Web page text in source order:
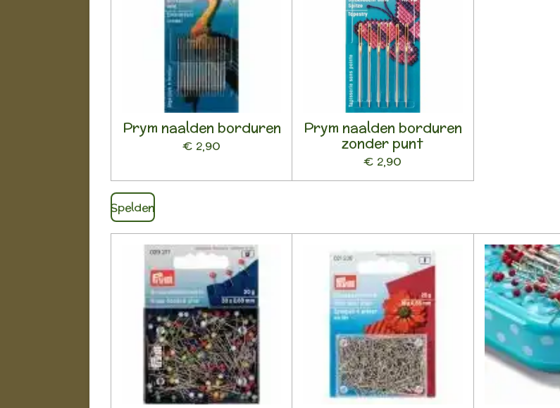
Prym naalden borduren
€ 2,90
Prym naalden borduren
zonder punt
€ 2,90
Spelden